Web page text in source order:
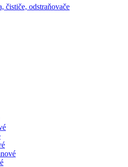
čističe, odstraňovače